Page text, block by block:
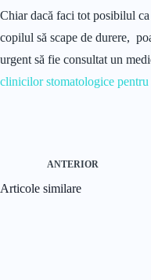
Chiar dacă faci tot posibilul
copilul să scape de durere,
urgent să fie consultat un
clinicilor stomatologice
ANTERIOR
Articole similare